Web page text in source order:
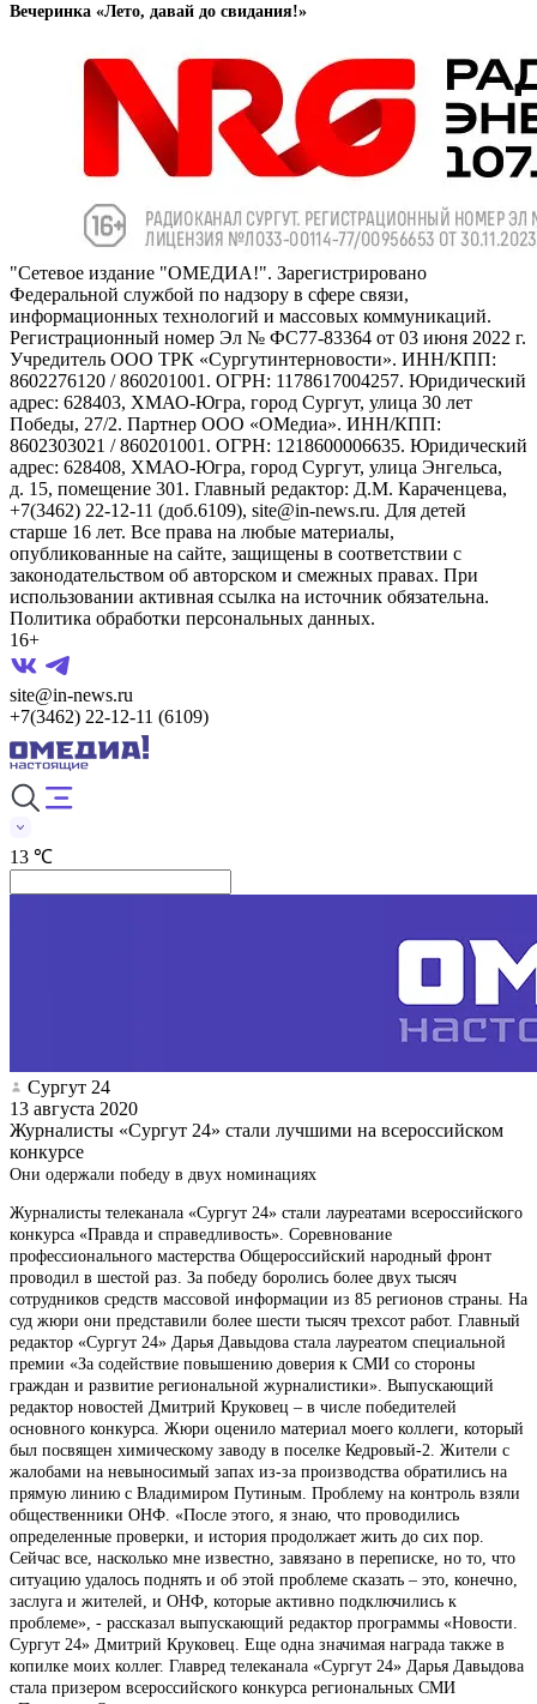
Вечеринка «Лето, давай до свидания!»
"Сетевое издание "ОМЕДИА!". Зарегистрировано
Федеральной службой по надзору в сфере связи,
информационных технологий и массовых коммуникаций.
Регистрационный номер Эл № ФС77-83364 от 03 июня 2022 г.
Учредитель ООО ТРК «Сургутинтерновости». ИНН/КПП:
8602276120 / 860201001. ОГРН: 1178617004257. Юридический
адрес: 628403, ХМАО-Югра, город Сургут, улица 30 лет
Победы, 27/2. Партнер ООО «ОМедиа». ИНН/КПП:
8602303021 / 860201001. ОГРН: 1218600006635. Юридический
адрес: 628408, ХМАО-Югра, город Сургут, улица Энгельса,
д. 15, помещение 301. Главный редактор: Д.М. Караченцева,
+7(3462) 22-12-11 (доб.6109), site@in-news.ru. Для детей
старше 16 лет. Все права на любые материалы,
опубликованные на сайте, защищены в соответствии с
законодательством об авторском и смежных правах. При
использовании активная ссылка на источник обязательна.
Политика обработки персональных данных.
16+
site@in-news.ru
+7(3462) 22-12-11 (6109)
13 ℃
Сургут 24
13 августа 2020
Журналисты «Сургут 24» стали лучшими на всероссийском
конкурсе
Они одержали победу в двух номинациях
Журналисты телеканала «Сургут 24» стали лауреатами всероссийского
конкурса «Правда и справедливость». Соревнование
профессионального мастерства Общероссийский народный фронт
проводил в шестой раз. За победу боролись более двух тысяч
сотрудников средств массовой информации из 85 регионов страны. На
суд жюри они представили более шести тысяч трехсот работ. Главный
редактор «Сургут 24» Дарья Давыдова стала лауреатом специальной
премии «За содействие повышению доверия к СМИ со стороны
граждан и развитие региональной журналистики». Выпускающий
редактор новостей Дмитрий Круковец – в числе победителей
основного конкурса. Жюри оценило материал моего коллеги, который
был посвящен химическому заводу в поселке Кедровый-2. Жители с
жалобами на невыносимый запах из-за производства обратились на
прямую линию с Владимиром Путиным. Проблему на контроль взяли
общественники ОНФ. «После этого, я знаю, что проводились
определенные проверки, и история продолжает жить до сих пор.
Сейчас все, насколько мне известно, завязано в переписке, но то, что
ситуацию удалось поднять и об этой проблеме сказать – это, конечно,
заслуга и жителей, и ОНФ, которые активно подключились к
проблеме», - рассказал выпускающий редактор программы «Новости.
Сургут 24» Дмитрий Круковец. Еще одна значимая награда также в
копилке моих коллег. Главред телеканала «Сургут 24» Дарья Давыдова
стала призером всероссийского конкурса региональных СМИ